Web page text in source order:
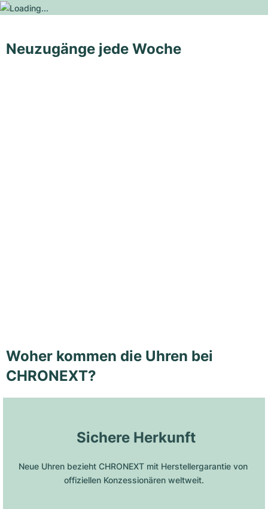
Neuzugänge jede Woche
Woher kommen die Uhren bei
CHRONEXT?
Sichere Herkunft
Neue Uhren bezieht CHRONEXT mit Herstellergarantie von
offiziellen Konzessionären weltweit.